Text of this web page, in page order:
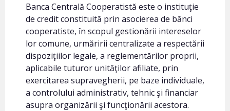
Banca Centrală Cooperatistă este o instituţie
de credit constituită prin asocierea de bănci
cooperatiste, în scopul gestionării intereselor
lor comune, urmăririi centralizate a respectării
dispoziţiilor legale, a reglementărilor proprii,
aplicabile tuturor unităţilor afiliate, prin
exercitarea supravegherii, pe baze individuale,
a controlului administrativ, tehnic şi financiar
asupra organizării şi funcţionării acestora.